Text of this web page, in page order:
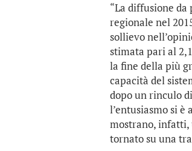
“La diffusione da
regionale nel
sollievo
stimata pari al
la fine della più
capacità del
dopo un rinculo
l’entusiasmo si
mostrano, infatti,
tornato su una